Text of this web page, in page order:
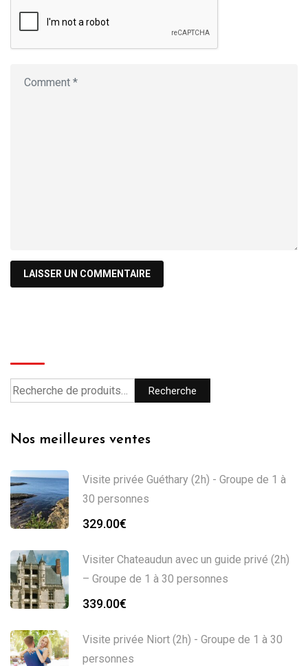
Recherche
Nos meilleures ventes
Visite privée Guéthary (2h) - Groupe de 1 à
30 personnes
329.00€
Visiter Chateaudun avec un guide privé (2h)
– Groupe de 1 à 30 personnes
339.00€
Visite privée Niort (2h) - Groupe de 1 à 30
personnes